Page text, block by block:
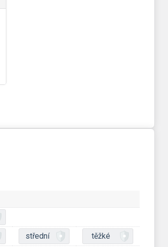
střední těžké